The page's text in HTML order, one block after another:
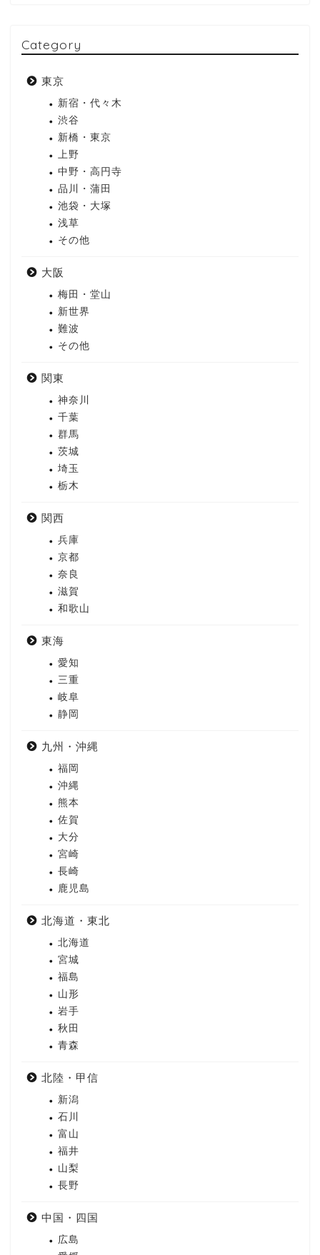
Category
東京
新宿・代々木
渋谷
新橋・東京
上野
中野・高円寺
品川・蒲田
池袋・大塚
浅草
その他
大阪
梅田・堂山
新世界
難波
その他
関東
神奈川
千葉
群馬
茨城
埼玉
栃木
関西
兵庫
京都
奈良
滋賀
和歌山
東海
愛知
三重
岐阜
静岡
九州・沖縄
福岡
沖縄
熊本
佐賀
大分
宮崎
長崎
鹿児島
北海道・東北
北海道
宮城
福島
山形
岩手
秋田
青森
北陸・甲信
新潟
石川
富山
福井
山梨
長野
中国・四国
広島